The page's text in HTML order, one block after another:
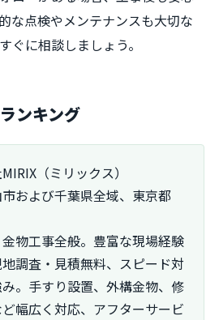
な点検やメンテナンスも大切な
ぐに相談しましょう。
ンキング
（ミリックス）
および千葉県全域、東京都
金物工事全般。豊富な現場経験
調査・見積無料、スピード対
。手すり設置、外構金物、修
幅広く対応、アフターサービ